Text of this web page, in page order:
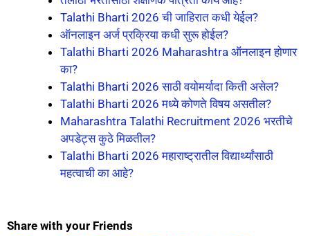
Talathi Bharti 2026 ची जाहिरात कधी येईल?
ऑनलाइन अर्ज प्रक्रिया कधी सुरू होईल?
Talathi Bharti 2026 Maharashtra ऑनलाइन होणार
का?
Talathi Bharti 2026 साठी वयोमर्यादा किती असेल?
Talathi Bharti 2026 मध्ये कोणते विषय असतील?
Maharashtra Talathi Recruitment 2026 भरतीचे
अपडेट्स कुठे मिळतील?
Talathi Bharti 2026 महाराष्ट्रातील विद्यार्थ्यांसाठी
महत्वाची का आहे?
Share with your Friends